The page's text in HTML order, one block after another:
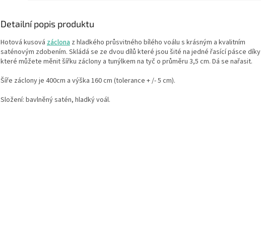
Detailní popis produktu
Hotová kusová záclona z hladkého průsvitného bílého voálu s krásným a kvalitním
saténovým zdobením. Skládá se ze dvou dílů které jsou šité na jedné řasící pásce díky
které můžete měnit šířku záclony a tunýlkem na tyč o průměru 3,5 cm. Dá se nařasit.
Šíře záclony je 400cm a výška 160 cm (tolerance + /- 5 cm).
Složení: bavlněný satén, hladký voál.